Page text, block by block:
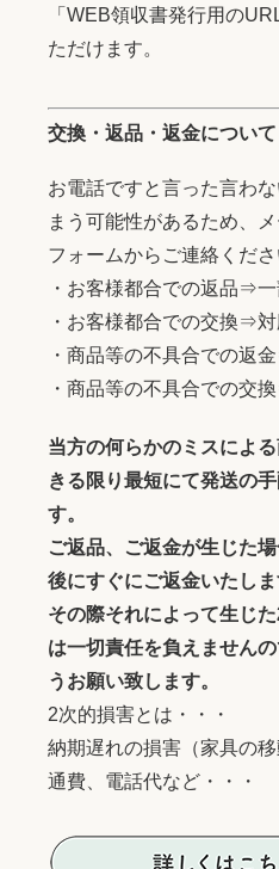
「WEB領収書発行用の
ただけます。
交換・返品・返金について
お電話ですと言った言わ
まう可能性があるため、
フォームからご連絡くださ
・お客様都合での返品⇒
・お客様都合での交換⇒
・商品等の不具合での返
・商品等の不具合での交
当方の何らかのミスによ
きる限り最短にて発送の
す。
ご返品、ご返金が生じた
後にすぐにご返金いたしま
その際それによって生じ
は一切責任を負えません
うお願い致します。
2次的損害とは・・・
納期遅れの損害（家具の
通費、電話代など・・・